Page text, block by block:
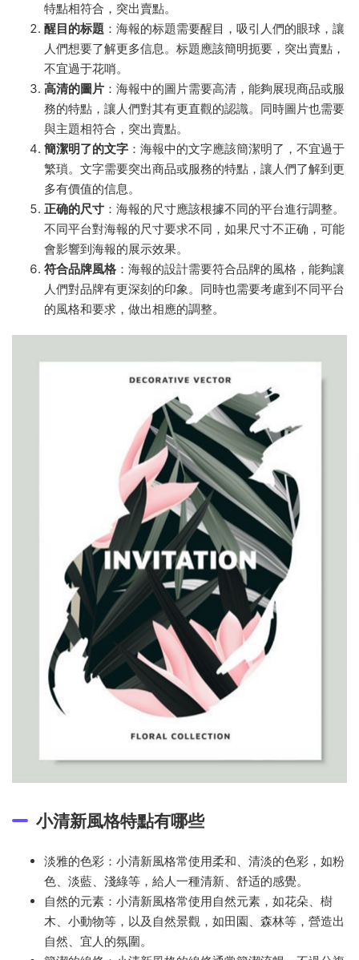
特點相符合，突出賣點。
醒目的标題 ：海報的标題需要醒目，吸引人們的眼球，讓
人們想要了解更多信息。标題應該簡明扼要，突出賣點，
不宜過于花哨。
高清的圖片 ：海報中的圖片需要高清，能夠展現商品或服
務的特點，讓人們對其有更直觀的認識。同時圖片也需要
與主題相符合，突出賣點。
簡潔明了的文字 ：海報中的文字應該簡潔明了，不宜過于
繁瑣。文字需要突出商品或服務的特點，讓人們了解到更
多有價值的信息。
正确的尺寸 ：海報的尺寸應該根據不同的平台進行調整。
不同平台對海報的尺寸要求不同，如果尺寸不正确，可能
會影響到海報的展示效果。
符合品牌風格 ：海報的設計需要符合品牌的風格，能夠讓
人們對品牌有更深刻的印象。同時也需要考慮到不同平台
的風格和要求，做出相應的調整。
小清新風格特點有哪些
淡雅的色彩：小清新風格常使用柔和、清淡的色彩，如粉
色、淡藍、淺綠等，給人一種清新、舒适的感覺。
自然的元素：小清新風格常使用自然元素，如花朵、樹
木、小動物等，以及自然景觀，如田園、森林等，營造出
自然、宜人的氛圍。